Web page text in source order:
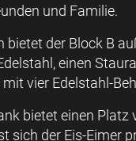
und Familie.
der Block B
einen
vier Edelstahl-
bietet einen Platz
sich der Eis-Eimer